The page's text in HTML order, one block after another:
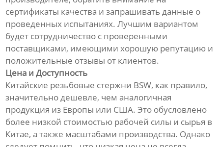
сертификаты качества и запрашивать данные о
проведенных испытаниях. Лучшим вариантом
будет сотрудничество с проверенными
поставщиками, имеющими хорошую репутацию и
положительные отзывы от клиентов.
Цена и Доступность
Китайские резьбовые стержни BSW, как правило,
значительно дешевле, чем аналогичная
продукция из Европы или США. Это обусловлено
более низкой стоимостью рабочей силы и сырья в
Китае, а также масштабами производства. Однако